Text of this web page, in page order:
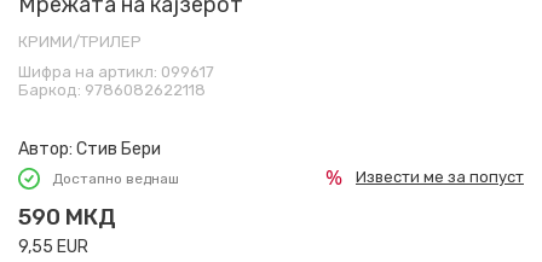
Мрежата на кајзерот
КРИМИ/ТРИЛЕР
Шифра на артикл: 099617
Баркод: 9786082622118
Автор: Стив Бери
Достапно веднаш
590 МКД
9,55 EUR
Извести ме за попуст